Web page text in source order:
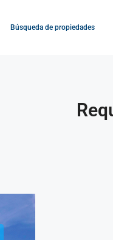
Búsqueda de propiedades